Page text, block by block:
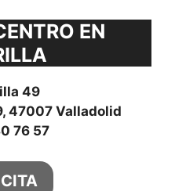
EN
49
47007 Valladolid
76 57